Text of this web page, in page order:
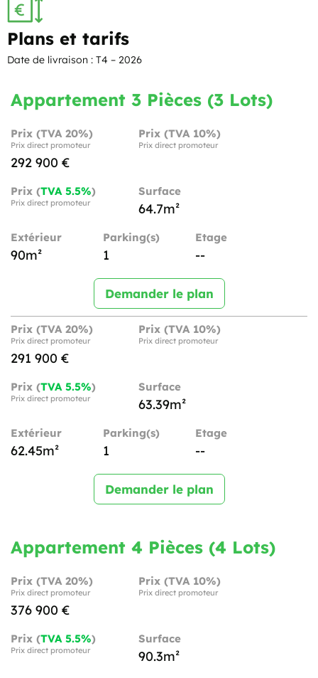
Plans et tarifs
Date de livraison : T4 – 2026
Appartement 3 Pièces (3 Lots)
Prix (TVA 20%)
Prix direct promoteur
292 900 €
Prix (TVA 10%)
Prix direct promoteur
Prix (TVA 5.5%)
Prix direct promoteur
Surface
64.7m²
Extérieur
90m²
Parking(s)
1
Etage
--
Demander le plan
Prix (TVA 20%)
Prix direct promoteur
291 900 €
Prix (TVA 10%)
Prix direct promoteur
Prix (TVA 5.5%)
Prix direct promoteur
Surface
63.39m²
Extérieur
62.45m²
Parking(s)
1
Etage
--
Demander le plan
Appartement 4 Pièces (4 Lots)
Prix (TVA 20%)
Prix direct promoteur
376 900 €
Prix (TVA 10%)
Prix direct promoteur
Prix (TVA 5.5%)
Prix direct promoteur
Surface
90.3m²